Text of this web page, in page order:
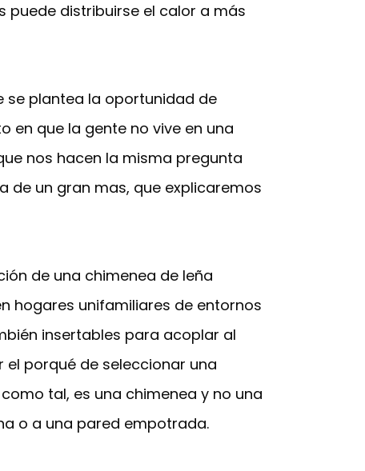
puede distribuirse el calor a más
se plantea la oportunidad de
en que la gente no vive en una
nos hacen la misma pregunta
de un gran mas, que explicaremos
de una chimenea de leña
hogares unifamiliares de entornos
insertables para acoplar al
porqué de seleccionar una
tal, es una chimenea y no una
o a una pared empotrada.